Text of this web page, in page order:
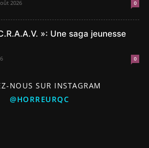
2026 0
»: Une saga jeunesse
0
NOUS SUR INSTAGRAM
@HORREURQC